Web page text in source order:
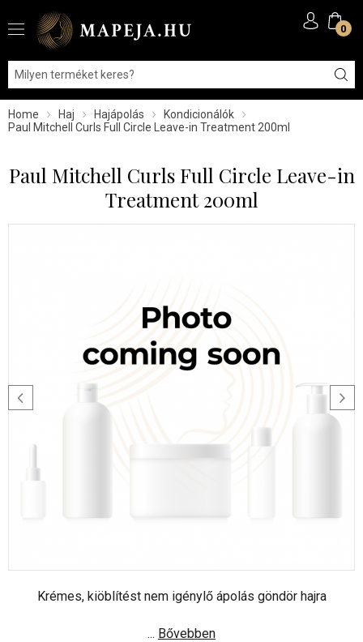
0
Home Haj Hajápolás
Kondicionálók
Paul Mitchell Curls Full Circle Leave-in Treatment 200ml
Paul Mitchell Curls Full Circle Leave-in
Treatment 200ml
Krémes, kiöblítést nem igénylő ápolás göndör hajra
... Bővebben